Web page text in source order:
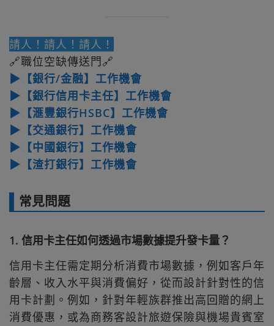
請人！請人！請人！
🔗職位空缺傳送門🔗
▶【銀行/金融】工作機會
▶【銀行信用卡主任】工作機會
▶【滙豐銀行HSBC】工作機會
▶【交通銀行】工作機會
▶【中國銀行】工作機會
▶【渣打銀行】工作機會
常見問題
1. 信用卡主任如何透過市場數據提升發卡量？
信用卡主任需定期分析消費市場數據，例如客戶年
齡層、收入水平與消費偏好，從而設計針對性的信
用卡計劃。例如，針對年輕族群推出高回贈的網上
消費優惠，或為商務客設計旅遊保險與機場貴賓室